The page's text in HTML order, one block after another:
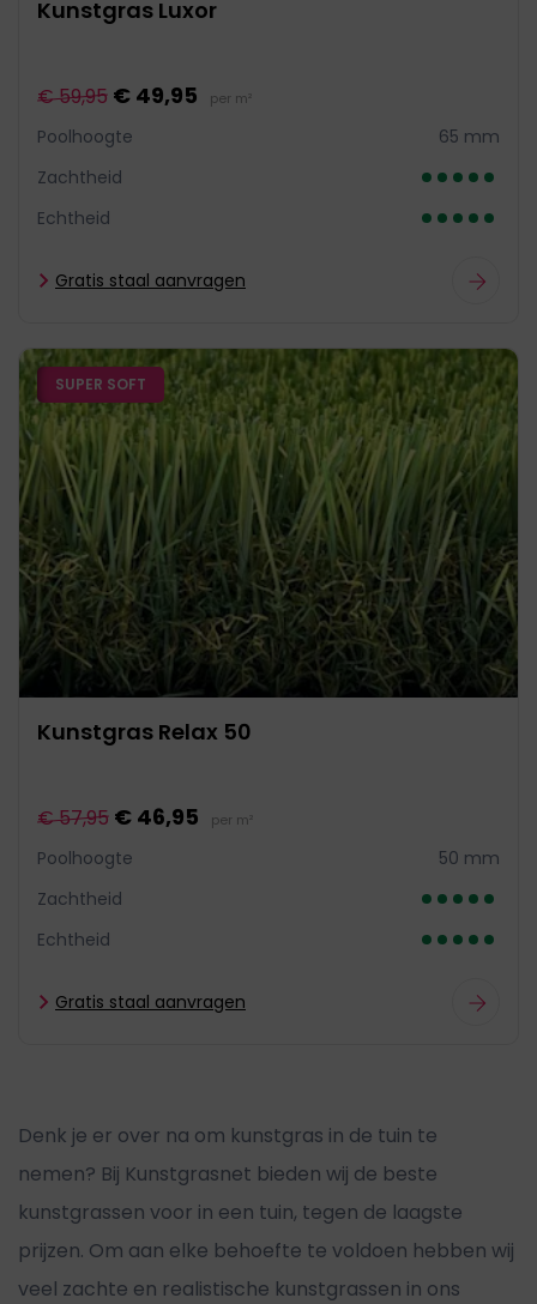
Kunstgras Luxor
€ 59,95 € 49,95 per m²
Poolhoogte
65 mm
Zachtheid
Echtheid
Gratis staal aanvragen
SUPER SOFT
Kunstgras Relax 50
€ 57,95 € 46,95 per m²
Poolhoogte
50 mm
Zachtheid
Echtheid
Gratis staal aanvragen
Denk je er over na om kunstgras in de tuin te
nemen? Bij Kunstgrasnet bieden wij de beste
kunstgrassen voor in een tuin, tegen de laagste
prijzen. Om aan elke behoefte te voldoen hebben wij
veel zachte en realistische kunstgrassen in ons